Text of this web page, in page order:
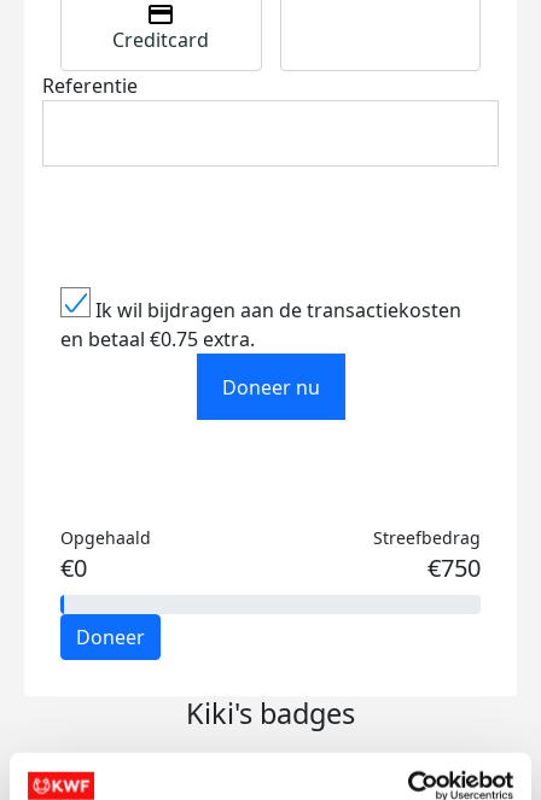
Creditcard
Referentie
Ik wil bijdragen aan de transactiekosten
en betaal €0.75 extra.
Doneer nu
Opgehaald
€0
Streefbedrag
€750
Doneer
Kiki's badges